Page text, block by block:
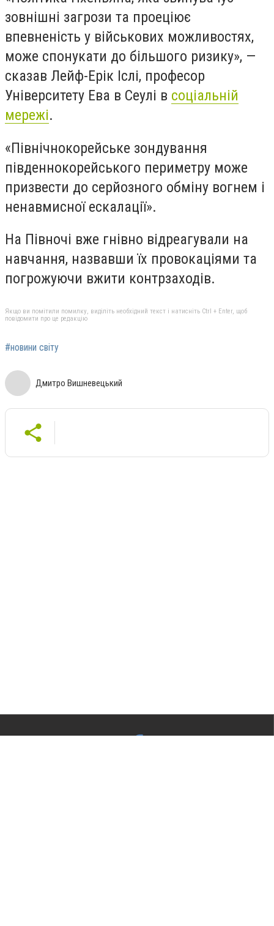
зовнішні загрози та проеціює
впевненість у військових можливостях,
може спонукати до більшого ризику», —
сказав Лейф-Ерік Іслі, професор
Університету Ева в Сеулі в соціальній
мережі.
«Північнокорейське зондування
південнокорейського периметру може
призвести до серйозного обміну вогнем і
ненавмисної ескалації».
На Півночі вже гнівно відреагували на
навчання, назвавши їх провокаціями та
погрожуючи вжити контрзаходів.
Якщо ви помітили помилку, виділіть необхідний текст і натисніть Ctrl + Enter, щоб
повідомити про це редакцію
#новини світу
Дмитро Вишневецький